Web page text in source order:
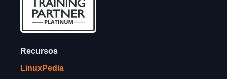
Recursos
LinuxPedia